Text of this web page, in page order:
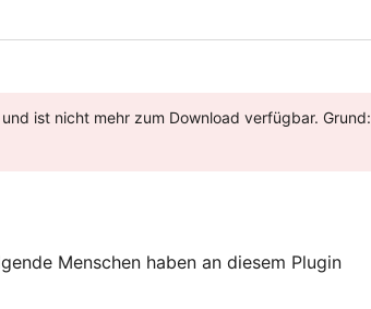
ist nicht mehr zum Download verfügbar. Grund:
Menschen haben an diesem Plugin